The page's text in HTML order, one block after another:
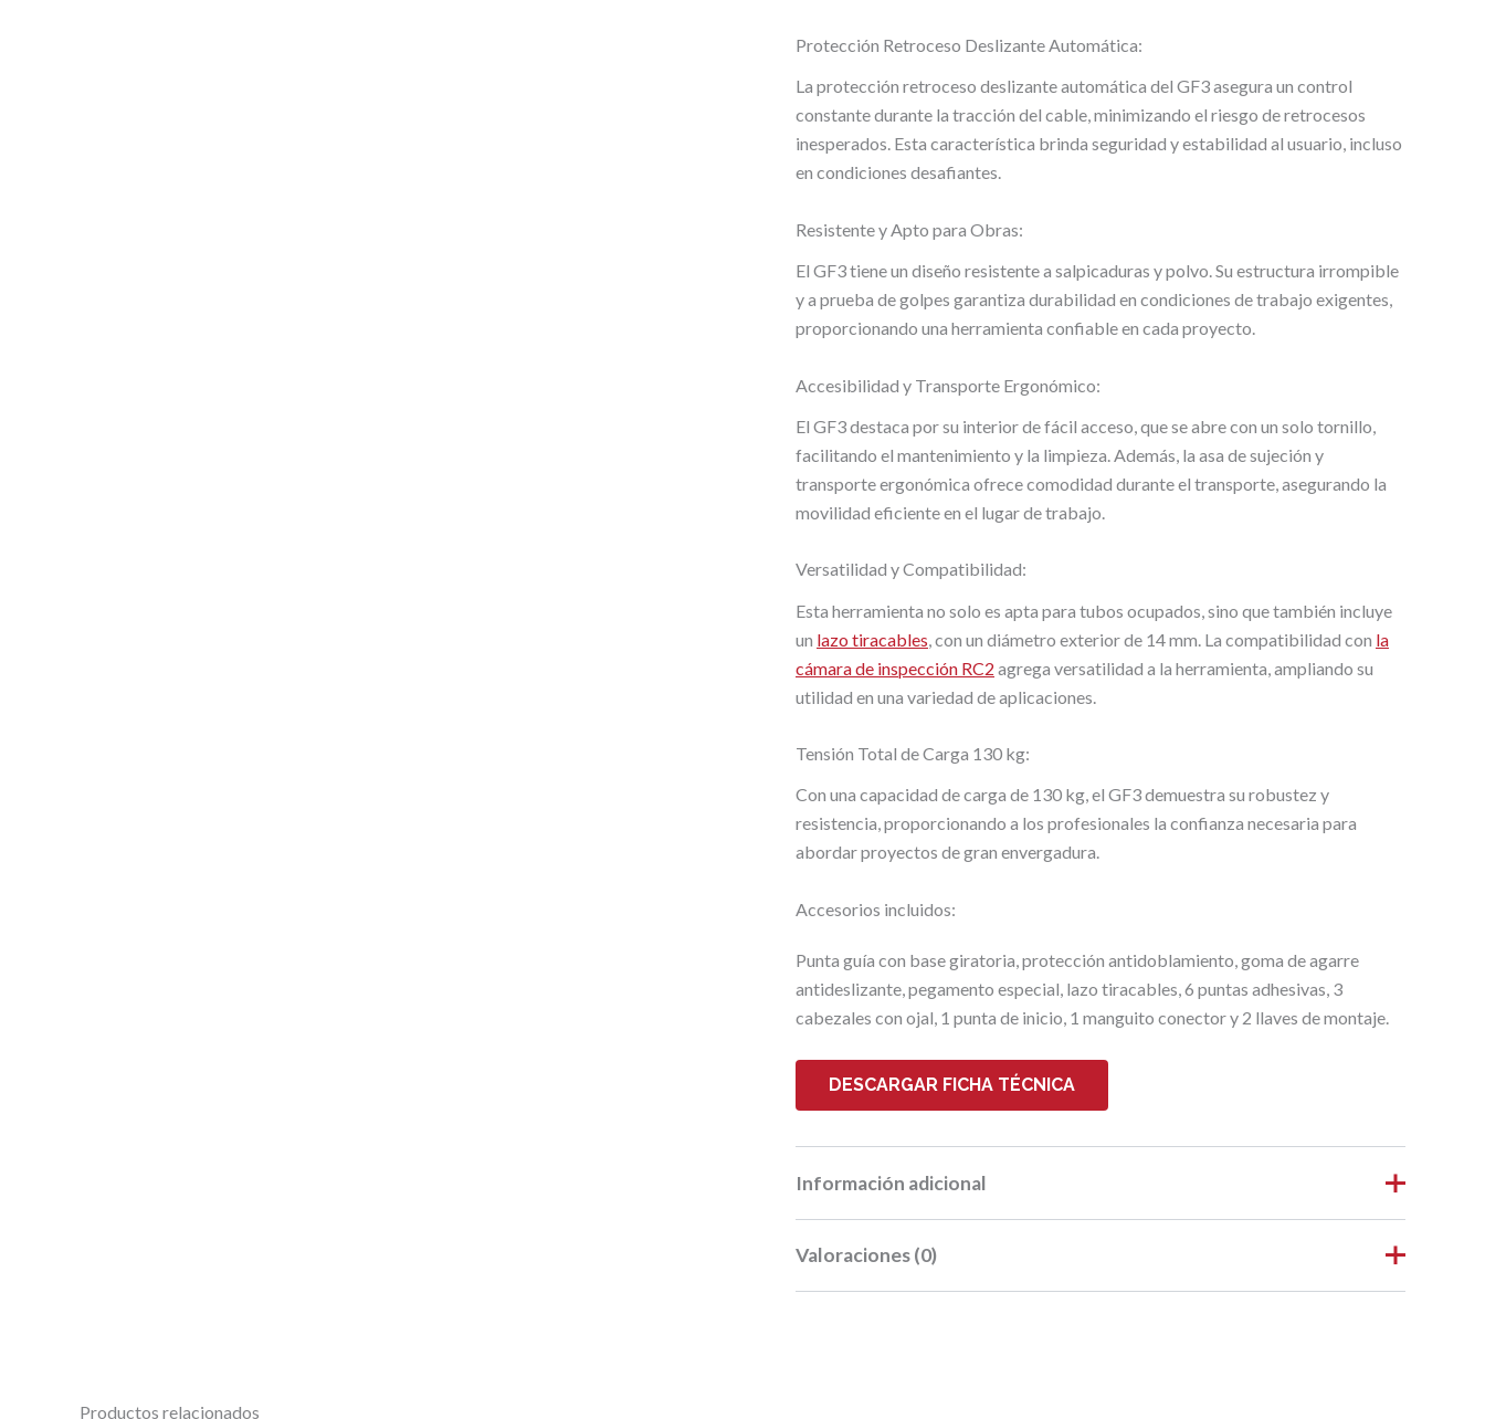
Protección Retroceso Deslizante Automática:
La protección retroceso deslizante automática del GF3 asegura un control
constante durante la tracción del cable, minimizando el riesgo de retrocesos
inesperados. Esta característica brinda seguridad y estabilidad al usuario, incluso
en condiciones desafiantes.
Resistente y Apto para Obras:
El GF3 tiene un diseño resistente a salpicaduras y polvo. Su estructura irrompible
y a prueba de golpes garantiza durabilidad en condiciones de trabajo exigentes,
proporcionando una herramienta confiable en cada proyecto.
Accesibilidad y Transporte Ergonómico:
El GF3 destaca por su interior de fácil acceso, que se abre con un solo tornillo,
facilitando el mantenimiento y la limpieza. Además, la asa de sujeción y
transporte ergonómica ofrece comodidad durante el transporte, asegurando la
movilidad eficiente en el lugar de trabajo.
Versatilidad y Compatibilidad:
Esta herramienta no solo es apta para tubos ocupados, sino que también incluye
un lazo tiracables , con un diámetro exterior de 14 mm. La compatibilidad con la
cámara de inspección RC2 agrega versatilidad a la herramienta, ampliando su
utilidad en una variedad de aplicaciones.
Tensión Total de Carga 130 kg:
Con una capacidad de carga de 130 kg, el GF3 demuestra su robustez y
resistencia, proporcionando a los profesionales la confianza necesaria para
abordar proyectos de gran envergadura.
Accesorios incluidos:
Punta guía con base giratoria, protección antidoblamiento, goma de agarre
antideslizante, pegamento especial, lazo tiracables, 6 puntas adhesivas, 3
cabezales con ojal, 1 punta de inicio, 1 manguito conector y 2 llaves de montaje.
DESCARGAR FICHA TÉCNICA
Información adicional
Peso
Valoraciones (0)
Productos relacionados